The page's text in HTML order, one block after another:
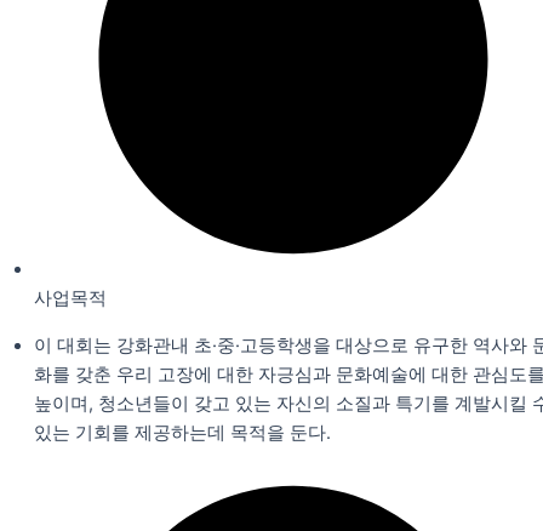
사업목적
이 대회는 강화관내 초·중·고등학생을 대상으로 유구한 역사와
화를 갖춘 우리 고장에 대한 자긍심과 문화예술에 대한 관심도
높이며, 청소년들이 갖고 있는 자신의 소질과 특기를 계발시킬
있는 기회를 제공하는데 목적을 둔다.